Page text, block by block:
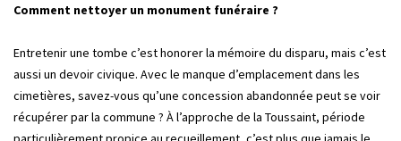
Comment nettoyer un monument funéraire ?
Entretenir une tombe c’est honorer la mémoire du disparu, mais c’est
aussi un devoir civique. Avec le manque d’emplacement dans les
cimetières, savez-vous qu’une concession abandonnée peut se voir
récupérer par la commune ? À l’approche de la Toussaint, période